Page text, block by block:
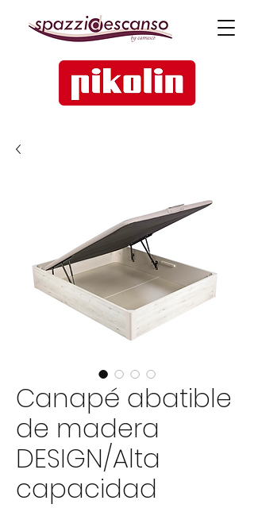
Canapé abatible
de madera
DESIGN/Alta
capacidad